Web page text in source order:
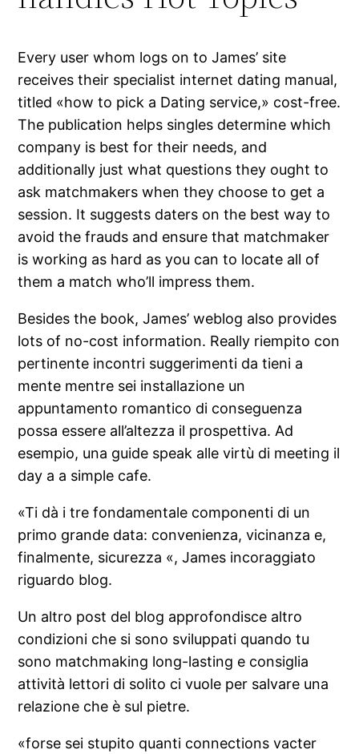
Every user whom logs on to James’ site
receives their specialist internet dating manual,
titled «how to pick a Dating service,» cost-free.
The publication helps singles determine which
company is best for their needs, and
additionally just what questions they ought to
ask matchmakers when they choose to get a
session. It suggests daters on the best way to
avoid the frauds and ensure that matchmaker
is working as hard as you can to locate all of
them a match who’ll impress them.
Besides the book, James’ weblog also provides
lots of no-cost information. Really riempito con
pertinente incontri suggerimenti da tieni a
mente mentre sei installazione un
appuntamento romantico di conseguenza
possa essere all’altezza il prospettiva. Ad
esempio, una guide speak alle virtù di meeting il
day a a simple cafe.
«Ti dà i tre fondamentale componenti di un
primo grande data: convenienza, vicinanza e,
finalmente, sicurezza «, James incoraggiato
riguardo blog.
Un altro post del blog approfondisce altro
condizioni che si sono sviluppati quando tu
sono matchmaking long-lasting e consiglia
attività lettori di solito ci vuole per salvare una
relazione che è sul pietre.
«forse sei stupito quanti connections vacter